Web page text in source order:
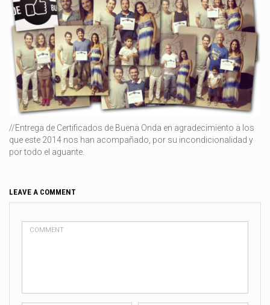
//Entrega de Certificados de Buena Onda en agradecimiento a los
que este 2014 nos han acompañado, por su incondicionalidad y
por todo el aguante.
LEAVE A COMMENT